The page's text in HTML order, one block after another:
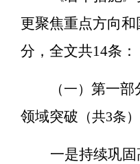
更聚焦重点方向
分，全文共14条：
（一） 第一部
领域突破 （共3条）
一是持续巩